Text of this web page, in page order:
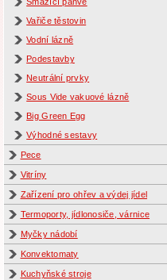
Vařiče těstovin
Vodní lázně
Podestavby
Neutrální prvky
Sous Vide vakuové lázně
Big Green Egg
Výhodné sestavy
Pece
Vitríny
Zařízení pro ohřev a výdej jídel
Termoporty, jídlonosiče, várnice
Myčky nádobí
Konvektomaty
Kuchyňské stroje